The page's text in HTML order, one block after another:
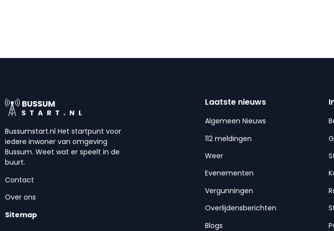
Bussumstart.nl Het startpunt voor
iedere inwoner van omgeving
Bussum. Weet wat er speelt in de
buurt.
Contact
Over ons
Sitemap
Laatste nieuws
Algemeen Nieuws
112 meldingen
Weer
Evenementen
Vergunningen
Overlijdensberichten
Blogs